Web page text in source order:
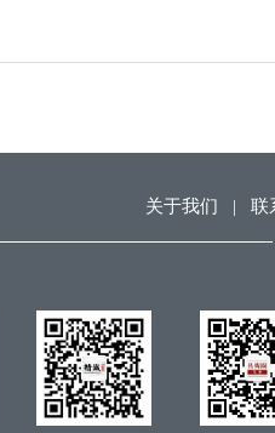
关于我们 | 联